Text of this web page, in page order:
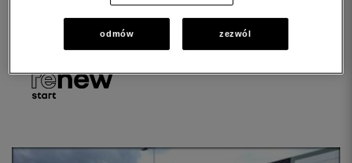
ROCZNIK:
2020
odmów zezwól